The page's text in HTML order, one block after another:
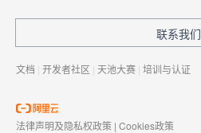
联系我们
文档 | 开发者社区 | 天池大赛 | 培训与认证
法律声明及隐私权政策 | Cookies政策